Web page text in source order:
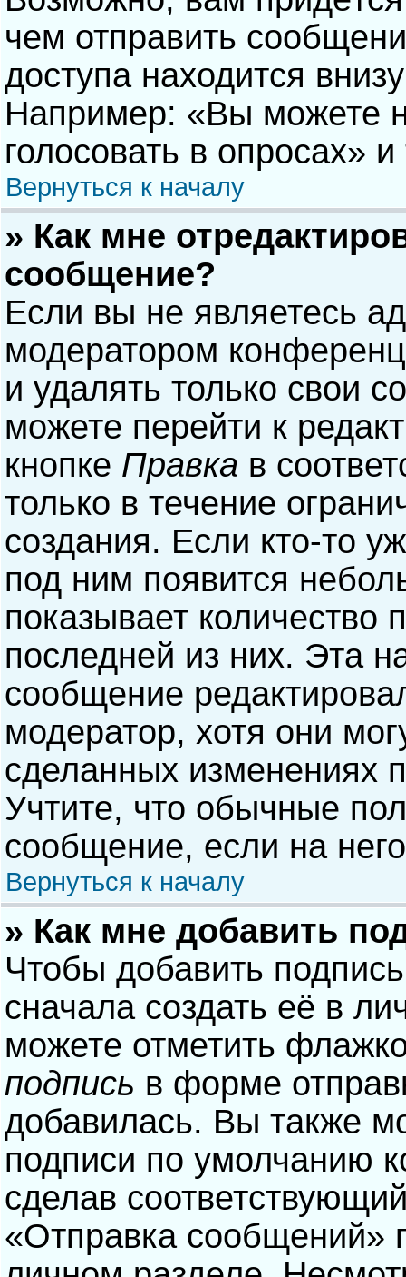
чем отправить
доступа находится
Например: «Вы можете
голосовать в опросах» и
Вернуться к началу
» Как мне
сообщение?
Если вы не являетесь
модератором
и удалять только свои
можете перейти к
кнопке Правка в
только в течение
создания. Если кто-то
под ним появится
показывает количество
последней из них. Эта
сообщение
модератор, хотя они
сделанных изменениях
Учтите, что обычные
сообщение, если на
Вернуться к началу
» Как мне добавить
Чтобы добавить
сначала создать её в
можете отметить
подпись в форме
добавилась. Вы также
подписи по умолчанию
сделав
«Отправка сообщений»